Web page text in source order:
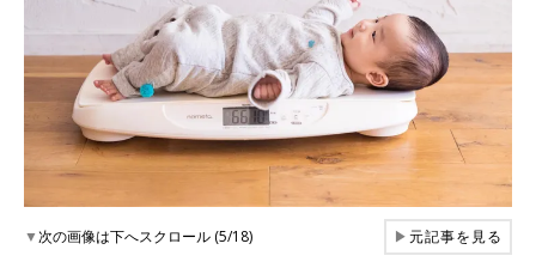
▼次の画像は下へスクロール (5/18) ▶元記事を見る